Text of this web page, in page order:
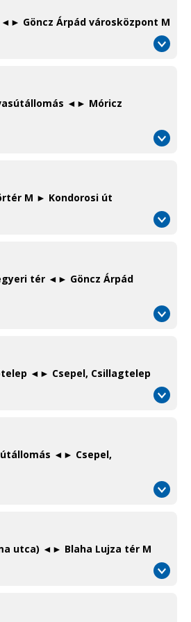
Göncz Árpád városközpont M
◄► Móricz
M ► Kondorosi út
tér ◄► Göncz Árpád
◄► Csepel, Csillagtelep
◄► Csepel,
utca) ◄► Blaha Lujza tér M